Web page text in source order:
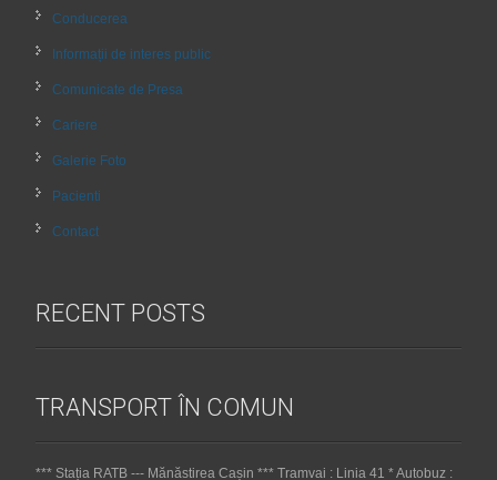
Conducerea
Informații de interes public
Comunicate de Presa
Cariere
Galerie Foto
Pacienti
Contact
RECENT POSTS
TRANSPORT ÎN COMUN
*** Stația RATB --- Mănăstirea Cașin *** Tramvai : Linia 41 * Autobuz :